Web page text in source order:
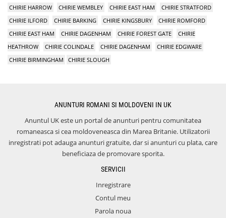
CHIRIE HARROW CHIRIE WEMBLEY CHIRIE EAST HAM
CHIRIE STRATFORD
CHIRIE ILFORD
CHIRIE BARKING CHIRIE KINGSBURY
CHIRIE ROMFORD
CHIRIE EAST HAM
CHIRIE DAGENHAM CHIRIE FOREST GATE
CHIRIE
HEATHROW
CHIRIE COLINDALE CHIRIE DAGENHAM
CHIRIE EDGWARE
CHIRIE BIRMINGHAM
CHIRIE SLOUGH
ANUNTURI ROMANI SI MOLDOVENI IN UK
Anuntul UK este un portal de anunturi pentru comunitatea
romaneasca si cea moldoveneasca din Marea Britanie. Utilizatorii
inregistrati pot adauga anunturi gratuite, dar si anunturi cu plata, care
beneficiaza de promovare sporita.
SERVICII
Inregistrare
Contul meu
Parola noua